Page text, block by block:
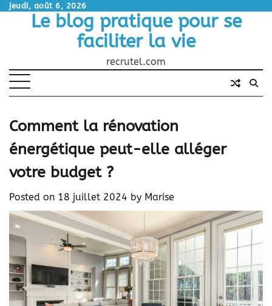
Skipjeudi, août 6, 2026
Le blog pratique pour se
faciliter la vie
recrutel.com
Comment la rénovation
énergétique peut-elle alléger
votre budget ?
Posted on 18 juillet 2024 by Marise